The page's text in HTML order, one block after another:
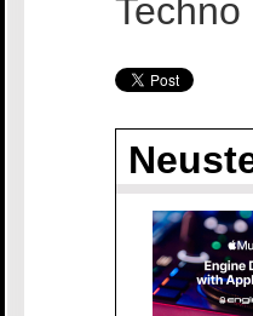
Techno